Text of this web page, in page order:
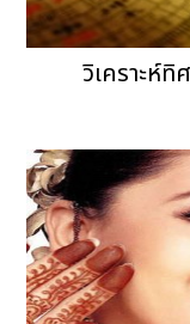
วิเคราะห์ทิ